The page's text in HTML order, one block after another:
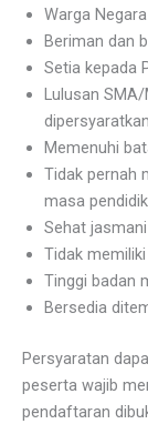
Warga
Beriman dan
Setia kepada
Lulusan
Memenuhi
Tidak pernah
masa
Sehat
Tidak
Tinggi badan
Bersedia
Persyaratan
peserta wajib
pendaftaran